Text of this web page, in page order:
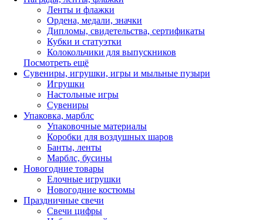
Ленты и флажки
Ордена, медали, значки
Дипломы, свидетельства, сертификаты
Кубки и статуэтки
Колокольчики для выпускников
Посмотреть ещё
Сувениры, игрушки, игры и мыльные пузыри
Игрушки
Настольные игры
Сувениры
Упаковка, марблс
Упаковочные материалы
Коробки для воздушных шаров
Банты, ленты
Марблс, бусины
Новогодние товары
Елочные игрушки
Новогодние костюмы
Праздничные свечи
Свечи цифры